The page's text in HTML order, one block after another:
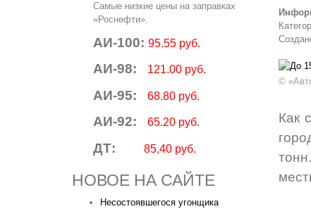
Самые низкие цены на заправках
«Роснефти».
АИ-100: 95.55 руб.
АИ-98: 121.00 руб.
АИ-95: 68.80 руб.
АИ-92: 65.20 руб.
ДТ: 85,40 руб.
НОВОЕ НА САЙТЕ
Несостоявшегося угонщика
©
Как